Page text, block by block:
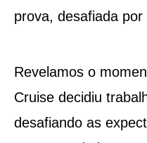
prova, desafiada
Revelamos o
Cruise decidiu
desafiando as